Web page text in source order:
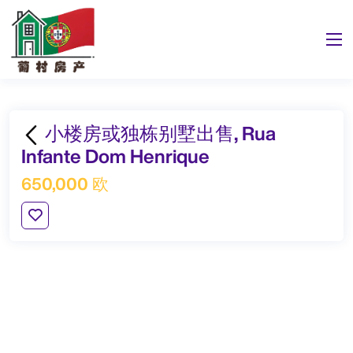
小楼房或独栋别墅出售, Rua
Infante Dom Henrique
650,000 欧